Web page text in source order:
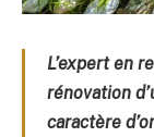
L’expert en
rénovation
caractère